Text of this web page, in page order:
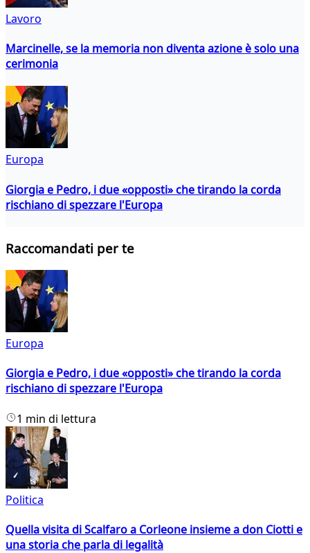
Lavoro
Marcinelle, se la memoria non diventa azione è solo una
cerimonia
Europa
Giorgia e Pedro, i due «opposti» che tirando la corda
rischiano di spezzare l'Europa
Raccomandati per te
Europa
Giorgia e Pedro, i due «opposti» che tirando la corda
rischiano di spezzare l'Europa
1 min di lettura
Politica
Quella visita di Scalfaro a Corleone insieme a don Ciotti e
una storia che parla di legalità